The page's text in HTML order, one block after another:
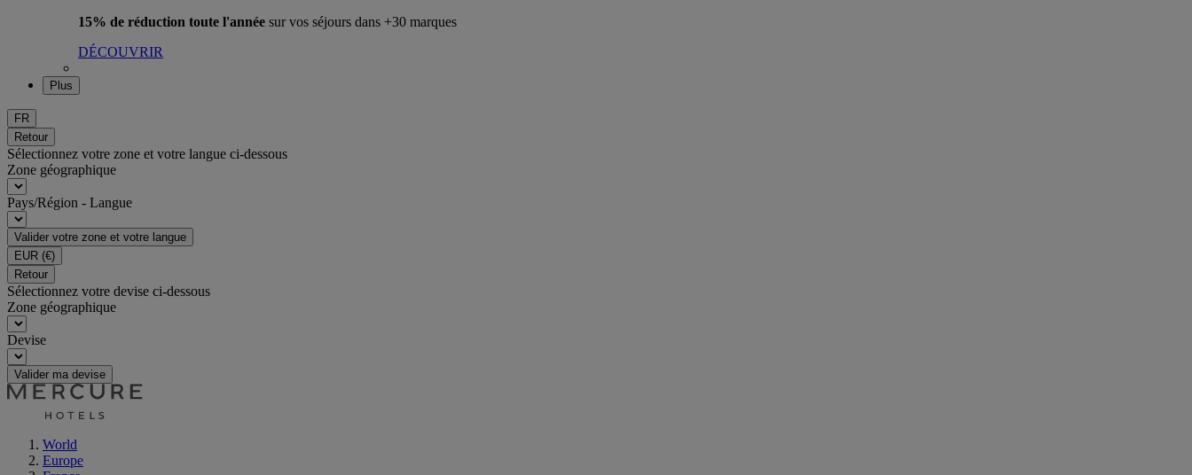
15% de réduction toute l'année sur vos séjours dans +30 marques
DÉCOUVRIR
Plus
FR
Retour
Sélectionnez votre zone et votre langue ci-dessous
Zone géographique
Pays/Région - Langue
Valider votre zone et votre langue
EUR (€)
Retour
Sélectionnez votre devise ci-dessous
Zone géographique
Devise
Valider ma devise
World
Europe